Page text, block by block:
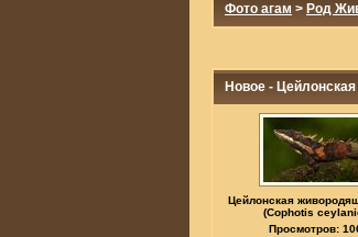
Фото агам > Род
Новое -
Цейлонская
(Cophotis
Просмотров: